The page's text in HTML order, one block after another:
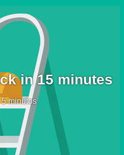
in 15 minutes
minutos